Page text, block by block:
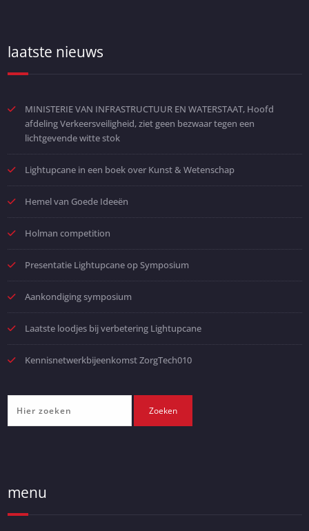
laatste nieuws
MINISTERIE VAN INFRASTRUCTUUR EN WATERSTAAT, Hoofd
afdeling Verkeersveiligheid, ziet geen bezwaar tegen een
lichtgevende witte stok
Lightupcane in een boek over Kunst & Wetenschap
Hemel van Goede Ideeën
Holman competition
Presentatie Lightupcane op Symposium
Aankondiging symposium
Laatste loodjes bij verbetering Lightupcane
Kennisnetwerkbijeenkomst ZorgTech010
menu